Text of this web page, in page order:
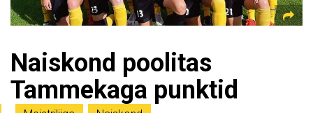
Naiskond poolitas
Tammekaga punktid